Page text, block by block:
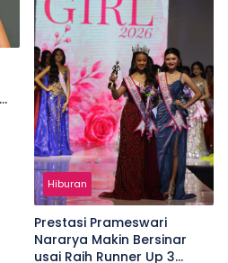
Hiburan
Prestasi Prameswari
Nararya Makin Bersinar
usai Raih Runner Up 3